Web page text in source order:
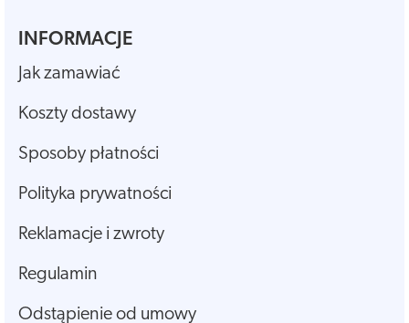
INFORMACJE
Jak zamawiać
Koszty dostawy
Sposoby płatności
Polityka prywatności
Reklamacje i zwroty
Regulamin
Odstąpienie od umowy